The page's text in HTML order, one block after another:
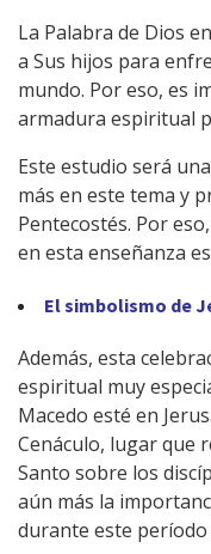
La Palabra de Dios
a Sus hijos para
mundo. Por eso, es
armadura espiritual
Este estudio será
más en este tema y
Pentecostés. Por
en esta enseñanza
El simbolismo de
Además, esta
espiritual muy
Macedo esté en
Cenáculo, lugar que
Santo sobre los
aún más la
durante este